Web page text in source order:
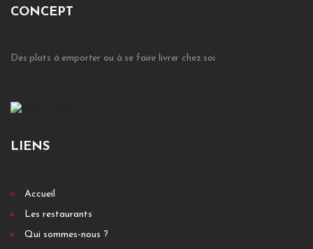
CONCEPT
Des plats à emporter ou à se faire livrer chez soi
LIENS
Accueil
Les restaurants
Qui sommes-nous ?